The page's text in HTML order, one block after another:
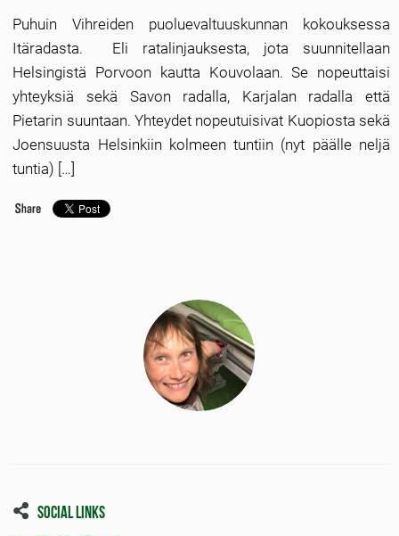
Puhuin Vihreiden puoluevaltuuskunnan kokouksessa
Itäradasta. Eli ratalinjauksesta, jota suunnitellaan
Helsingistä Porvoon kautta Kouvolaan. Se nopeuttaisi
yhteyksiä sekä Savon radalla, Karjalan radalla että
Pietarin suuntaan. Yhteydet nopeutuisivat Kuopiosta sekä
Joensuusta Helsinkiin kolmeen tuntiin (nyt päälle neljä
tuntia) […]
Social links